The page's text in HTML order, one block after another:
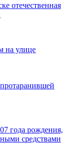
отечественная
на улице
года рождения,
средствами